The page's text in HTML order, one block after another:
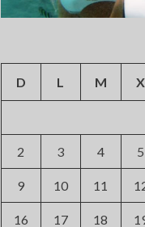
D L M X
2 3 4 5
9 10 11
16 17 18